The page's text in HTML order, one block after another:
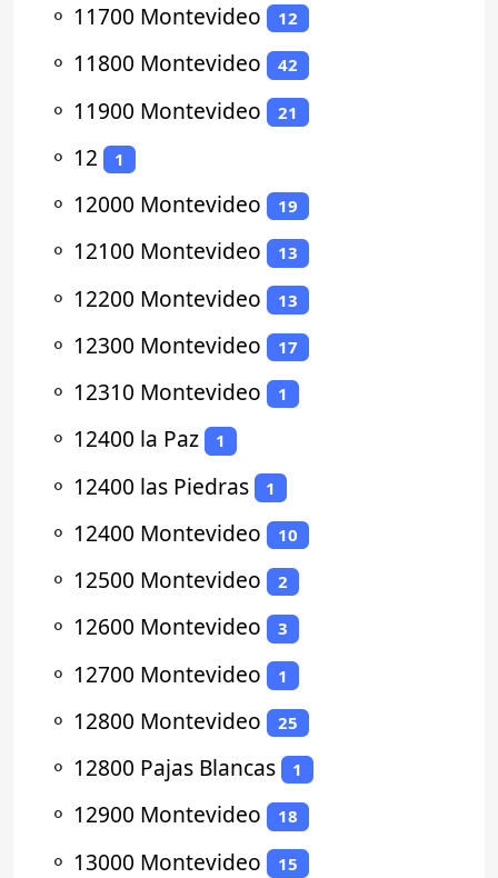
⚬ 11700 Montevideo 12
⚬ 11800 Montevideo 42
⚬ 11900 Montevideo 21
⚬ 12 1
⚬ 12000 Montevideo 19
⚬ 12100 Montevideo 13
⚬ 12200 Montevideo 13
⚬ 12300 Montevideo 17
⚬ 12310 Montevideo 1
⚬ 12400 la Paz 1
⚬ 12400 las Piedras 1
⚬ 12400 Montevideo 10
⚬ 12500 Montevideo 2
⚬ 12600 Montevideo 3
⚬ 12700 Montevideo 1
⚬ 12800 Montevideo 25
⚬ 12800 Pajas Blancas 1
⚬ 12900 Montevideo 18
⚬ 13000 Montevideo 15